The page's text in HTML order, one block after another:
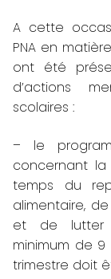
A cette
PNA en
ont été
d’actions
scolaires :
– le
concernant
temps du
alimentaire,
et de lutter
minimum de
trimestre doit